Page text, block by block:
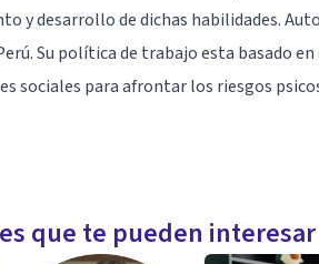
y desarrollo de dichas habilidades.
Su política de trabajo esta basado en
sociales para afrontar los riesgos
para proteger la salud mental
que te pueden interesar